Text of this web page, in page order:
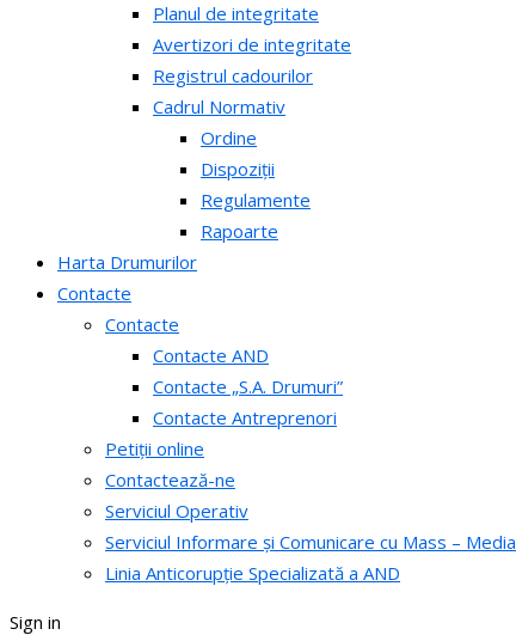
Planul de integritate
Avertizori de integritate
Registrul cadourilor
Cadrul Normativ
Ordine
Dispoziții
Regulamente
Rapoarte
Harta Drumurilor
Contacte
Contacte
Contacte AND
Contacte „S.A. Drumuri”
Contacte Antreprenori
Petiții online
Contactează-ne
Serviciul Operativ
Serviciul Informare și Comunicare cu Mass – Media
Linia Anticorupție Specializată a AND
Sign in